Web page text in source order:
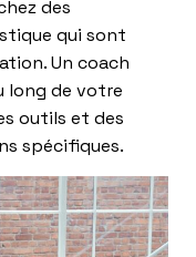
des
qui sont
Un coach
long de votre
outils et des
spécifiques.